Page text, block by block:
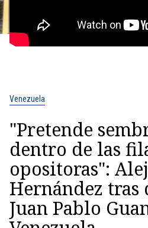
Venezuela
"Pretende
dentro de las
opositoras":
Hernández tras
Juan Pablo